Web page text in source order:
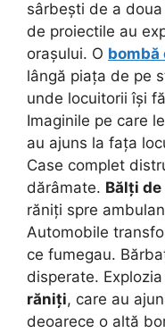
sârbești de a
de proiectile au
orașului. O
lângă piața de pe
unde locuitorii își
Imaginile pe care
au ajuns la fața
Case complet
dărâmate. Bălți
răniți spre
Automobile
ce fumegau.
disperate.
răniți, care au
deoarece o altă